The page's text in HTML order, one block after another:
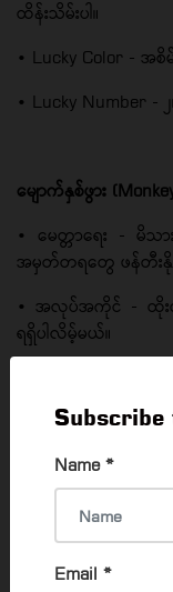
Name *
Email *
ထိန်းသိမ်းပါ။
• Lucky Color - အစိမ်
• Lucky Number - ၂
မျောက်နှစ်ဖွား
• မေတ္တာရေး - မိသ
အမှတ်တရတွေ ဖန်တီးနို
• အလုပ်အကိုင် - ထိုး
ရရှိပါလိမ့်မယ်။
• ငွေကြေး - ရှေ့
အနှောင့်အယှက် ဖြစ်နိုင်
• Lucky Color - အဖြူ
• Lucky Number - ၁၊